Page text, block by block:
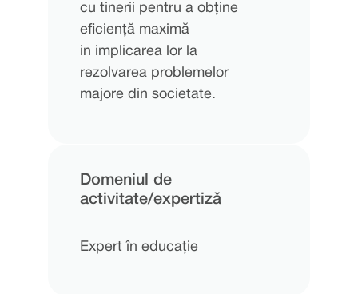
cu tinerii pentru a obține
eficiență maximă
in implicarea lor la
rezolvarea problemelor
majore din societate.
Domeniul de
activitate/expertizǎ
Expert în educație